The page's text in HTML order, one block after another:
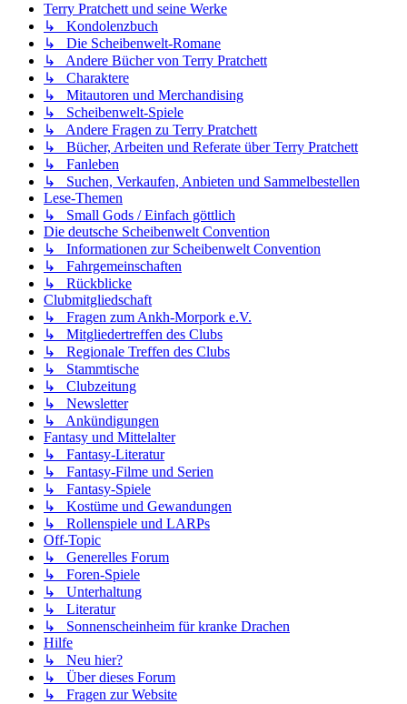
Terry Pratchett und seine Werke
↳ Kondolenzbuch
↳ Die Scheibenwelt-Romane
↳ Andere Bücher von Terry Pratchett
↳ Charaktere
↳ Mitautoren und Merchandising
↳ Scheibenwelt-Spiele
↳ Andere Fragen zu Terry Pratchett
↳ Bücher, Arbeiten und Referate über Terry Pratchett
↳ Fanleben
↳ Suchen, Verkaufen, Anbieten und Sammelbestellen
Lese-Themen
↳ Small Gods / Einfach göttlich
Die deutsche Scheibenwelt Convention
↳ Informationen zur Scheibenwelt Convention
↳ Fahrgemeinschaften
↳ Rückblicke
Clubmitgliedschaft
↳ Fragen zum Ankh-Morpork e.V.
↳ Mitgliedertreffen des Clubs
↳ Regionale Treffen des Clubs
↳ Stammtische
↳ Clubzeitung
↳ Newsletter
↳ Ankündigungen
Fantasy und Mittelalter
↳ Fantasy-Literatur
↳ Fantasy-Filme und Serien
↳ Fantasy-Spiele
↳ Kostüme und Gewandungen
↳ Rollenspiele und LARPs
Off-Topic
↳ Generelles Forum
↳ Foren-Spiele
↳ Unterhaltung
↳ Literatur
↳ Sonnenscheinheim für kranke Drachen
Hilfe
↳ Neu hier?
↳ Über dieses Forum
↳ Fragen zur Website